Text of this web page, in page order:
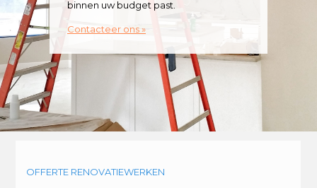
binnen uw budget past.
Contacteer ons »
OFFERTE RENOVATIEWERKEN